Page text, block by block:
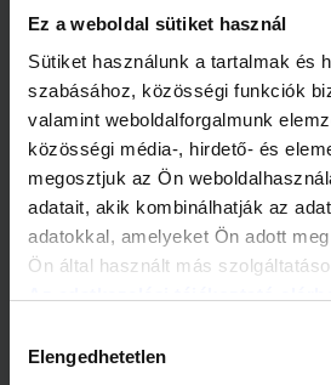
Ez a weboldal sütiket használ
Sütiket használunk a tartalmak és
szabásához, közösségi funkciók
valamint weboldalforgalmunk
közösségi média-, hirdető- és
megosztjuk az Ön
adatait, akik kombinálhatják az
adatokkal, amelyeket Ön adott
Ön által használt más
kiválasztása
Elengedhetetlen
1 perc
Embert esznek ez
erdőben